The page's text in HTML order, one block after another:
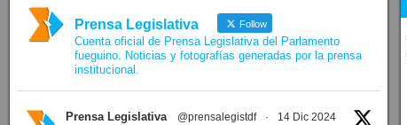
Prensa Legislativa Follow
Cuenta oficial de Prensa Legislativa del Parlamento
fueguino. Noticias y fotografías generadas por la prensa
institucional.
Prensa Legislativa @prensalegistdf · 14 Dic 2024